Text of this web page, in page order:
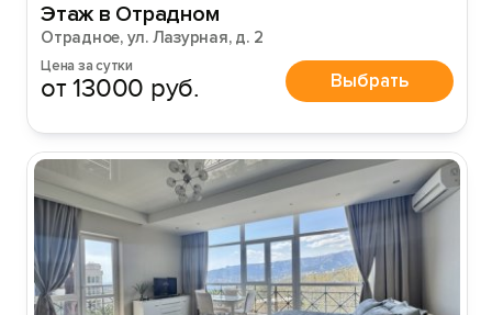
Этаж в Отрадном
Отрадное, ул. Лазурная, д. 2
Цена за сутки
от 13000 руб. Выбрать